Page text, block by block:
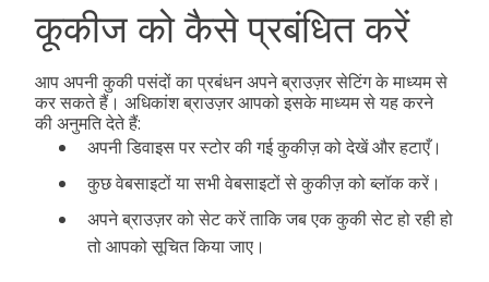
कूकीज को कैसे प्रबंधित करें
आप अपनी कुकी पसंदों का प्रबंधन अपने ब्राउज़र सेटिंग के माध्यम से
कर सकते हैं। अधिकांश ब्राउज़र आपको इसके माध्यम से यह करने
की अनुमति देते हैं:
अपनी डिवाइस पर स्टोर की गई कुकीज़ को देखें और हटाएँ।
कुछ वेबसाइटों या सभी वेबसाइटों से कुकीज़ को ब्लॉक करें।
अपने ब्राउज़र को सेट करें ताकि जब एक कुकी सेट हो रही हो
तो आपको सूचित किया जाए।